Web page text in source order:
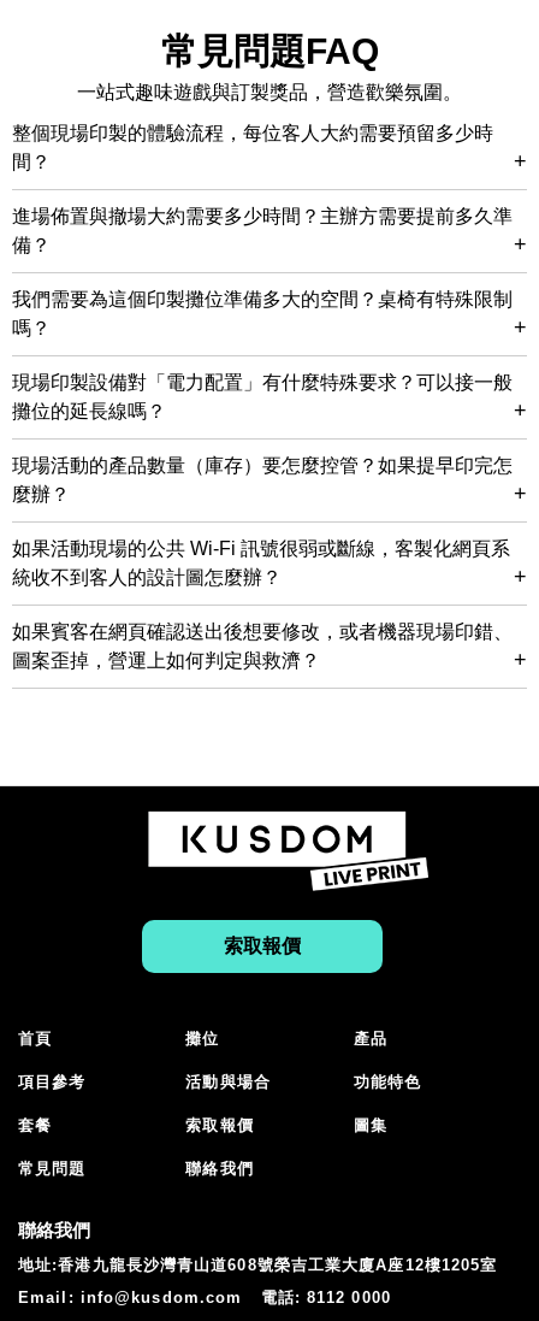
整個現場印製的體驗流程，每位客人大約需要預留多少時
間？
+
進場佈置與撤場大約需要多少時間？主辦方需要提前多久準
備？
+
我們需要為這個印製攤位準備多大的空間？桌椅有特殊限制
嗎？
+
現場印製設備對「電力配置」有什麼特殊要求？可以接一般
攤位的延長線嗎？
+
現場活動的產品數量（庫存）要怎麼控管？如果提早印完怎
麼辦？
+
如果活動現場的公共 Wi-Fi 訊號很弱或斷線，客製化網頁系
統收不到客人的設計圖怎麼辦？
+
如果賓客在網頁確認送出後想要修改，或者機器現場印錯、
圖案歪掉，營運上如何判定與救濟？
+
常見問題FAQ
一站式趣味遊戲與訂製獎品，營造歡樂氛圍。
索取報價
首頁 攤位 產品
項目參考 活動與場合 功能特色
套餐 索取報價 圖集
常見問題 聯絡我們
聯絡我們
地址:香港九龍長沙灣青山道608號榮吉工業大廈A座12樓1205室
Email: info@kusdom.com 電話: 8112 0000